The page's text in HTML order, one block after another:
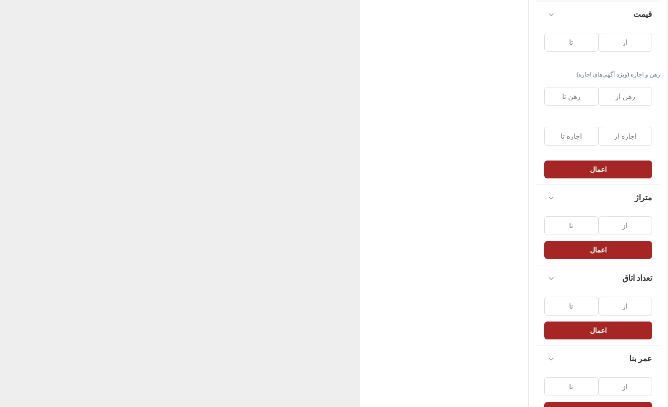
قیمت
رهن و اجاره (ویژه آگهی‌های اجاره)
اعمال
متراژ
اعمال
تعداد اتاق
اعمال
عمر بنا